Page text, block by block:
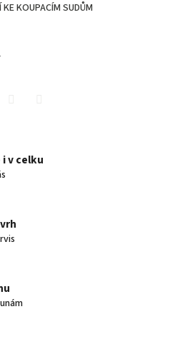
KOUPACÍM SUDŮM
v celku